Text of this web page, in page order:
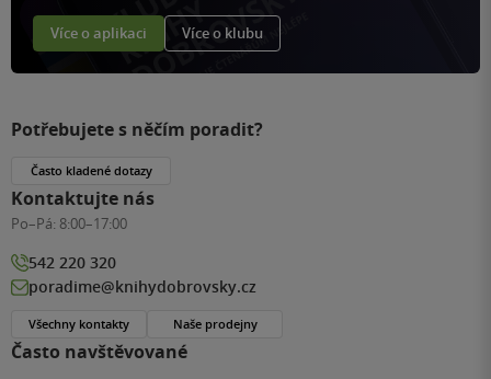
Více o aplikaci Více o klubu
Často navštěvované
Potřebujete s něčím poradit?
Často kladené dotazy
Kontaktujte nás
Po–Pá: 8:00–17:00
542 220 320
poradime@knihydobrovsky.cz
Všechny kontakty Naše prodejny